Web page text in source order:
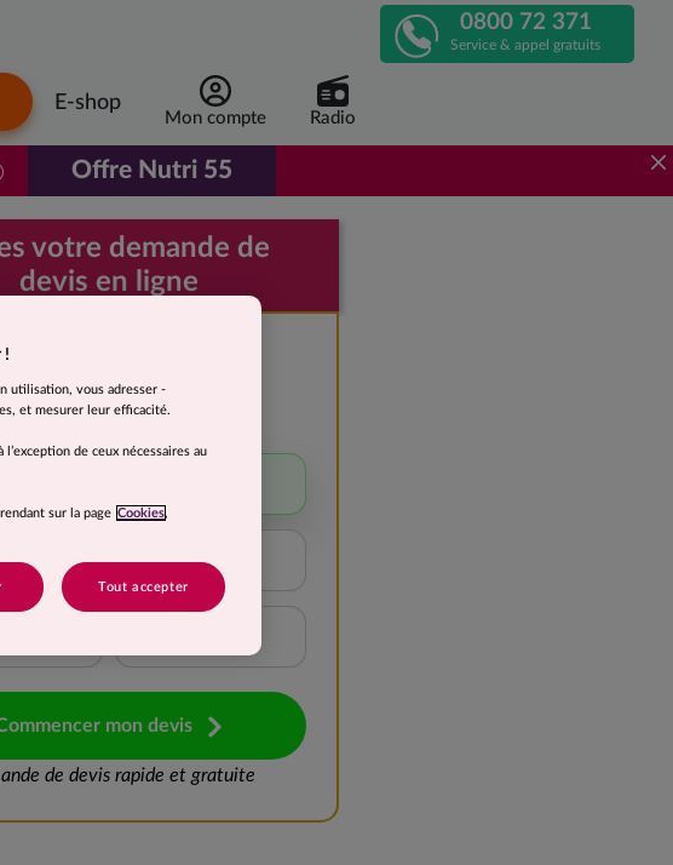
APPELEZ-0800 72 371
Service & appel gratuits
E-shop
Mon compte Radio
Offre Nutri 55
À partir de 1 euro 96 par repas, au lieu de 3 euros 92.
votre demande de
devis en ligne
de devis
kg 15 à 20 kg
mon devis
de devis rapide et gratuite
!
utilisation, vous adresser -
et mesurer leur efficacité.
de ceux nécessaires au
sur la page Cookies,
Tout accepter